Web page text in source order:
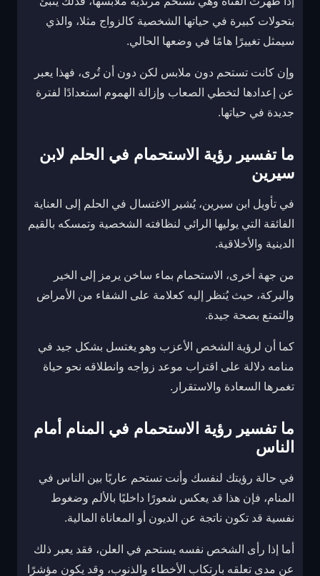
بتحولات كبيرة في حياتها الشخصية كالزواج مثلا، والذي
سيمثل تغييرًا هامًا في وضعها الحالي.
وإن كانت تستحم دون ملابس لكن دون أن تُرى، فهذا يعبر
عن إعدادها لتخطي الصعاب وإزالة الهموم استعدادًا لفترة
جديدة في حياتها.
ما تفسير رؤية الاستحمام في الحلم لابن
سيرين
في تأويل ابن سيرين، يُشير الاغتسال في الحلم إلى العناية
الفائقة التي يوليها الرائي لنظافته الشخصية وتمسكه بالقيم
الدينية والأخلاقية.
من جهة أخرى، الاستحمام بماء ساخن يرمز إلى الخير
والبركة، حيث يُنظر إليه كعلامة على الشفاء من الأمراض
والتمتع بصحة جيدة.
كما أن لرؤية الشخص الأعزب وهو يغتسل بشكل جيد في
منامه دلالة على اقتراب موعد زواجه وانطلاقه نحو حياة
تغمرها السعادة والاستقرار.
ما تفسير رؤية الاستحمام في المنام أمام
الناس
في حالة رؤيتك لنفسك وأنت تستحم عاريًا بين الناس في
المنام، فإن هذا قد يعكس شعورًا داخليًا بالألم وضغوط
نفسية قد تكون ناتجة عن الديون أو المعاناة المالية.
أما إذا رأى الشخص نفسه يستحم في العلن، فقد يعبر ذلك
عن مدى تعلقه بارتكاب الأخطاء والذنوب، وقد يكون مؤشرًا